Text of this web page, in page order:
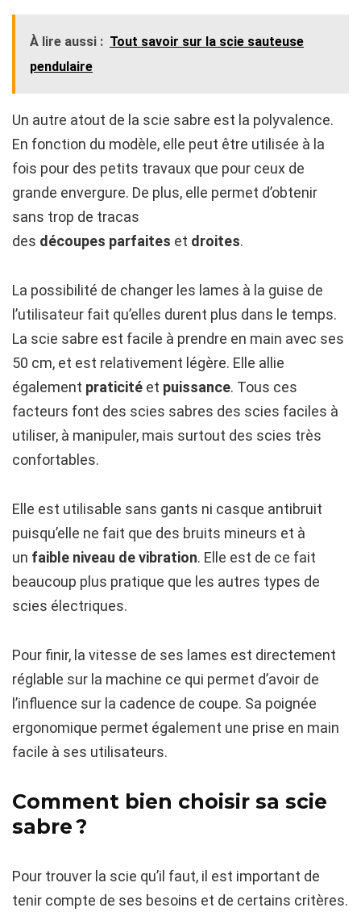
À lire aussi : Tout savoir sur la scie sauteuse
pendulaire
Un autre atout de la scie sabre est la polyvalence.
En fonction du modèle, elle peut être utilisée à la
fois pour des petits travaux que pour ceux de
grande envergure. De plus, elle permet d’obtenir
sans trop de tracas
des découpes parfaites et droites.
La possibilité de changer les lames à la guise de
l’utilisateur fait qu’elles durent plus dans le temps.
La scie sabre est facile à prendre en main avec ses
50 cm, et est relativement légère. Elle allie
également praticité et puissance. Tous ces
facteurs font des scies sabres des scies faciles à
utiliser, à manipuler, mais surtout des scies très
confortables.
Elle est utilisable sans gants ni casque antibruit
puisqu’elle ne fait que des bruits mineurs et à
un faible niveau devibration. Elle est de ce fait
beaucoup plus pratique que les autres types de
scies électriques.
Pour finir, la vitesse de ses lames est directement
réglable sur la machine ce qui permet d’avoir de
l’influence sur la cadence de coupe. Sa poignée
ergonomique permet également une prise en main
facile à ses utilisateurs.
Comment bien choisir sa scie
sabre ?
Pour trouver la scie qu’il faut, il est important de
tenir compte de ses besoins et de certains critères.